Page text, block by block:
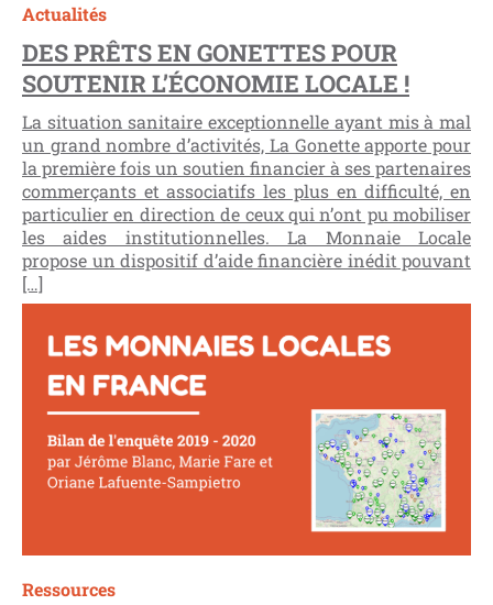
Actualités
DES PRÊTS EN GONETTES POUR
SOUTENIR L’ÉCONOMIE LOCALE !
La situation sanitaire exceptionnelle ayant mis à mal
un grand nombre d’activités, La Gonette apporte pour
la première fois un soutien financier à ses partenaires
commerçants et associatifs les plus en difficulté, en
particulier en direction de ceux qui n’ont pu mobiliser
les aides institutionnelles. La Monnaie Locale
propose un dispositif d’aide financière inédit pouvant
[…]
Ressources